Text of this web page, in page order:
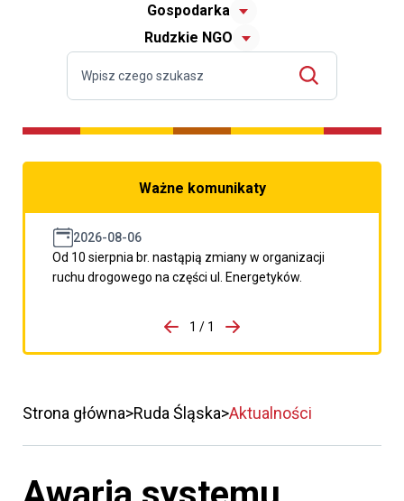
Gospodarka
Rudzkie NGO
Ważne komunikaty
2026-08-06
Od 10 sierpnia br. nastąpią zmiany w organizacji
ruchu drogowego na części ul. Energetyków.
porzpedniego komunikatu
1 / 1
Przejdź do następnego
Strona główna Ruda Śląska Aktualności